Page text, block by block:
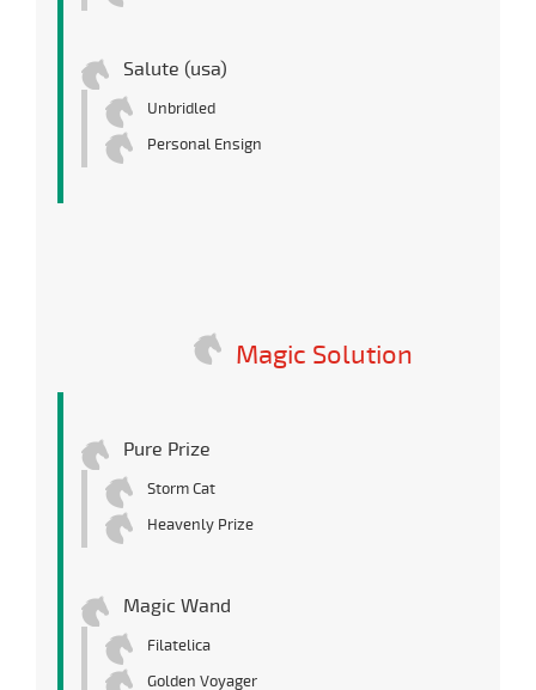
Salute (usa)
Unbridled
Personal Ensign
Magic Solution
Pure Prize
Storm Cat
Heavenly Prize
Magic Wand
Filatelica
Golden Voyager